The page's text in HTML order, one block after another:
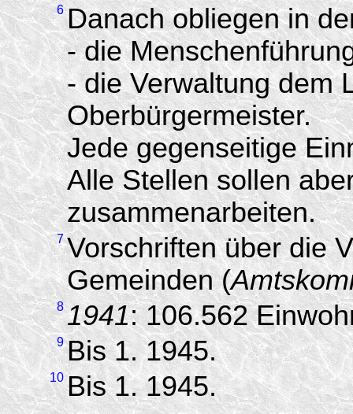
6 Danach obliegen in
- die
- die Verwaltung dem
Oberbürgermeister.
Jede gegenseitige
Alle Stellen sollen
zusammenarbeiten.
7 Vorschriften über die
Gemeinden (
8 1941: 106.562
9 Bis 1. 1945.
10 Bis 1. 1945.